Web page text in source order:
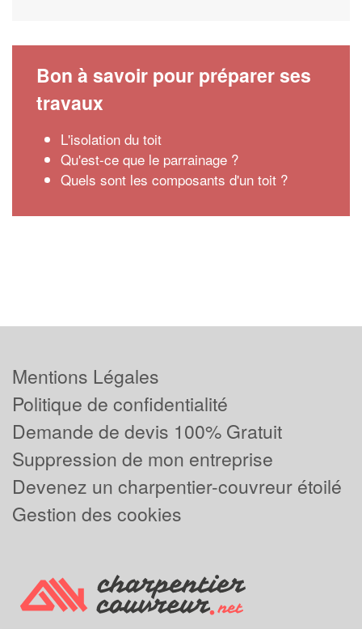
Bon à savoir pour préparer ses
travaux
L'isolation du toit
Qu'est-ce que le parrainage ?
Quels sont les composants d'un toit ?
Mentions Légales
Politique de confidentialité
Demande de devis 100% Gratuit
Suppression de mon entreprise
Devenez un charpentier-couvreur étoilé
Gestion des cookies